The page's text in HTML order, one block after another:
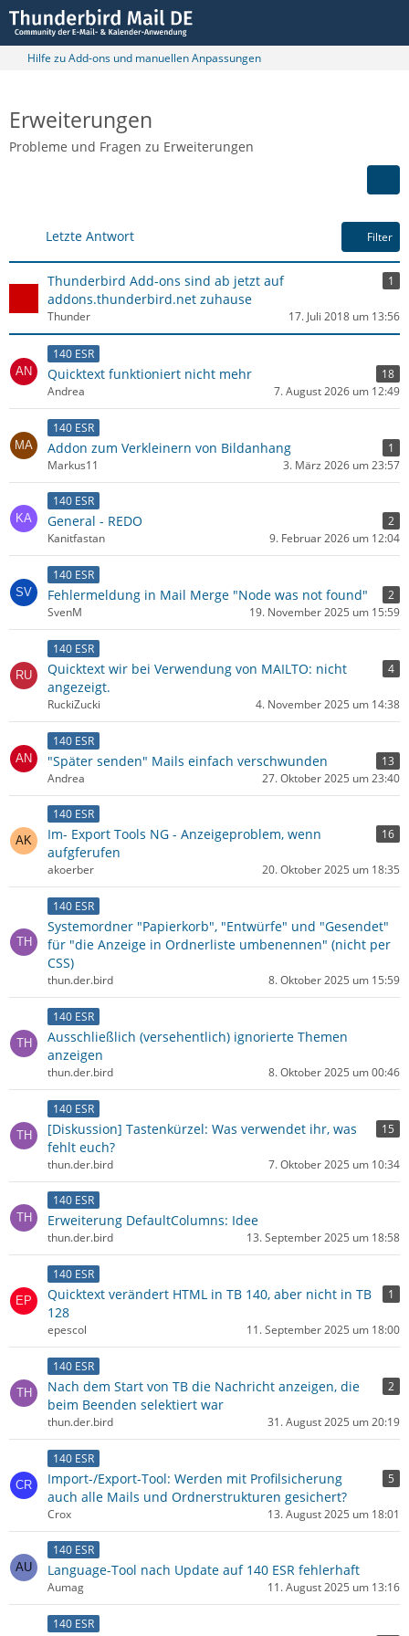
Hilfe zu Add-ons und manuellen Anpassungen
Erweiterungen
Probleme und Fragen zu Erweiterungen
Letzte Antwort Filter
Thunderbird Add-ons sind ab jetzt auf
addons.thunderbird.net zuhause
1
Thunder 17. Juli 2018 um 13:56
140 ESR
Quicktext funktioniert nicht mehr
18
Andrea
7. August 2026 um 12:49
140 ESR
Addon zum Verkleinern von Bildanhang
1
Markus11
3. März 2026 um 23:57
140 ESR
General - REDO
2
Kanitfastan
9. Februar 2026 um 12:04
140 ESR
Fehlermeldung in Mail Merge "Node was not found"
2
SvenM
19. November 2025 um 15:59
140 ESR
Quicktext wir bei Verwendung von MAILTO: nicht
angezeigt.
4
RuckiZucki 4. November 2025 um 14:38
140 ESR
"Später senden" Mails einfach verschwunden
13
Andrea
27. Oktober 2025 um 23:40
140 ESR
Im- Export Tools NG - Anzeigeproblem, wenn
aufgferufen
16
akoerber 20. Oktober 2025 um 18:35
140 ESR
Systemordner "Papierkorb", "Entwürfe" und "Gesendet"
für "die Anzeige in Ordnerliste umbenennen" (nicht per
CSS)
thun.der.bird 8. Oktober 2025 um 15:59
140 ESR
Ausschließlich (versehentlich) ignorierte Themen
anzeigen
thun.der.bird 8. Oktober 2025 um 00:46
140 ESR
[Diskussion] Tastenkürzel: Was verwendet ihr, was
fehlt euch?
15
thun.der.bird 7. Oktober 2025 um 10:34
140 ESR
Erweiterung DefaultColumns: Idee
thun.der.bird 13. September 2025 um 18:58
140 ESR
Quicktext verändert HTML in TB 140, aber nicht in TB
128
1
epescol 11. September 2025 um 18:00
140 ESR
Nach dem Start von TB die Nachricht anzeigen, die
beim Beenden selektiert war
2
thun.der.bird 31. August 2025 um 20:19
140 ESR
Import-/Export-Tool: Werden mit Profilsicherung
auch alle Mails und Ordnerstrukturen gesichert?
5
Crox 13. August 2025 um 18:01
140 ESR
Language-Tool nach Update auf 140 ESR fehlerhaft
Aumag 11. August 2025 um 13:16
140 ESR